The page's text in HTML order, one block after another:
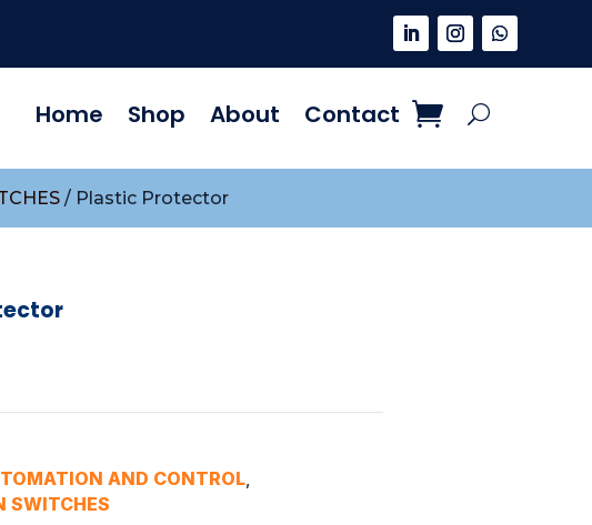
Home Shop About Contact
/ Plastic Protector
AND CONTROL,
SWITCHES